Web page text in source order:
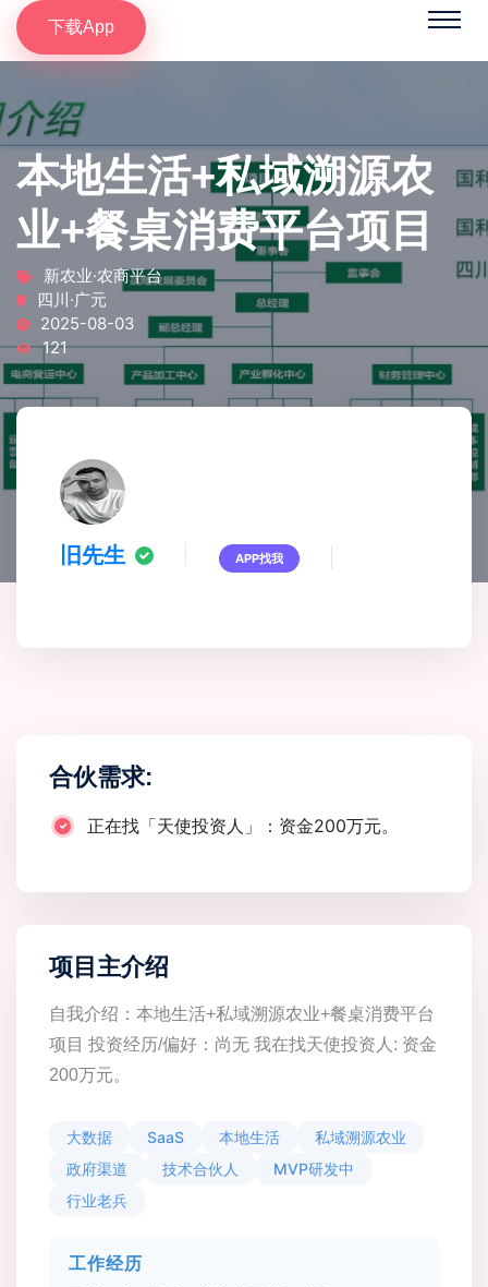
下载App
本地生活+私域溯源农
业+餐桌消费平台项目
新农业·农商平台
四川·广元
2025-08-03
121
旧先生 APP找我
合伙需求:
正在找「天使投资人」：资金200万元。
项目主介绍
自我介绍：本地生活+私域溯源农业+餐桌消费平台
项目 投资经历/偏好：尚无 我在找天使投资人: 资金
200万元。
大数据 SaaS 本地生活
私域溯源农业
政府渠道
技术合伙人
MVP研发中
行业老兵
工作经历